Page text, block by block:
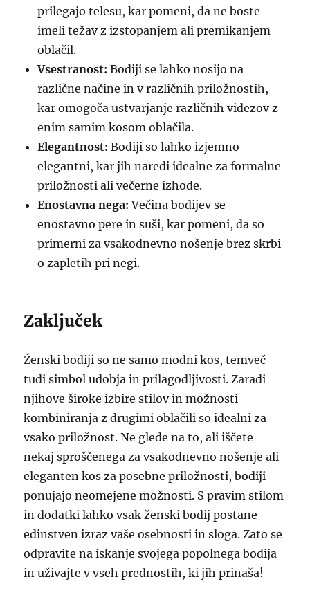
prilegajo telesu, kar pomeni, da ne boste
imeli težav z izstopanjem ali premikanjem
oblačil.
Vsestranost: Bodiji se lahko nosijo na
različne načine in v različnih priložnostih,
kar omogoča ustvarjanje različnih videzov z
enim samim kosom oblačila.
Elegantnost: Bodiji so lahko izjemno
elegantni, kar jih naredi idealne za formalne
priložnosti ali večerne izhode.
Enostavna nega: Večina bodijev se
enostavno pere in suši, kar pomeni, da so
primerni za vsakodnevno nošenje brez skrbi
o zapletih pri negi.
Zaključek
Ženski bodiji so ne samo modni kos, temveč
tudi simbol udobja in prilagodljivosti. Zaradi
njihove široke izbire stilov in možnosti
kombiniranja z drugimi oblačili so idealni za
vsako priložnost. Ne glede na to, ali iščete
nekaj sproščenega za vsakodnevno nošenje ali
eleganten kos za posebne priložnosti, bodiji
ponujajo neomejene možnosti. S pravim stilom
in dodatki lahko vsak ženski bodij postane
edinstven izraz vaše osebnosti in sloga. Zato se
odpravite na iskanje svojega popolnega bodija
in uživajte v vseh prednostih, ki jih prinaša!